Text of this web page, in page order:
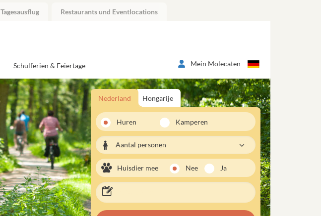
Tagesausflug Restaurants und Eventlocations
Schulferien & Feiertage Mein Molecaten
Nederland Hongarije
Huren Kamperen
Aantal personen
Huisdier mee Nee Ja